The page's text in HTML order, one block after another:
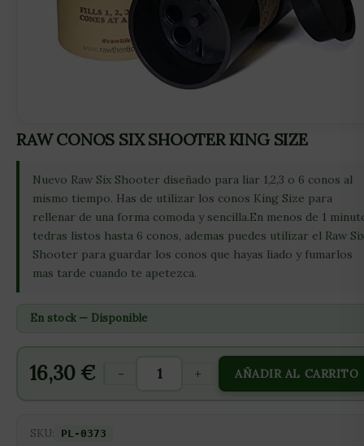
RAW CONOS SIX SHOOTER KING SIZE
Nuevo Raw Six Shooter diseñado para liar 1,2,3 o 6 conos al
mismo tiempo. Has de utilizar los conos King Size para
rellenar de una forma comoda y sencilla.En menos de 1
tedras listos hasta 6 conos, ademas puedes utilizar el Raw
Shooter para guardar los conos que hayas liado y fumarlos
mas tarde cuando te apetezca.
En stock — Disponible
16,30 € - + AÑADIR AL CARRITO
SKU: PL-0373